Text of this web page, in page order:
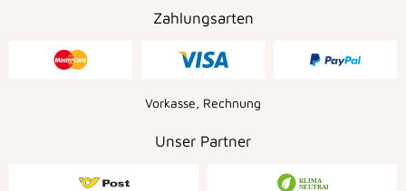
Zahlungsarten
Vorkasse, Rechnung
Unser Partner